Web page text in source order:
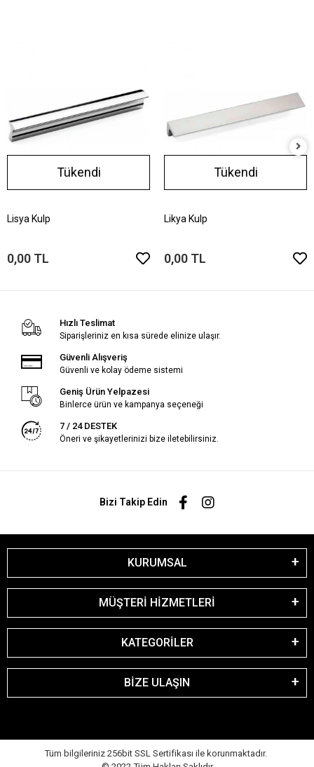
Tükendi
Lisya Kulp
0,00 TL
Tükendi
Likya Kulp
0,00 TL
Hızlı Teslimat
Siparişleriniz en kısa sürede elinize ulaşır.
Güvenli Alışveriş
Güvenli ve kolay ödeme sistemi
Geniş Ürün Yelpazesi
Binlerce ürün ve kampanya seçeneği
7 / 24 DESTEK
Öneri ve şikayetlerinizi bize iletebilirsiniz.
Bizi Takip Edin
KURUMSAL
MÜŞTERİ HİZMETLERİ
KATEGORİLER
BİZE ULAŞIN
Tüm bilgileriniz 256bit SSL Sertifikası ile korunmaktadır.